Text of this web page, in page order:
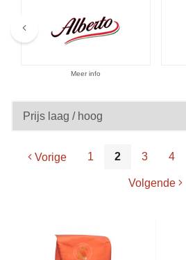
Meer info
Vorige 1 2 3 4
Volgende